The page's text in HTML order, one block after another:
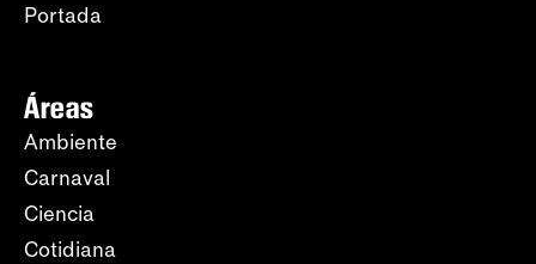
Portada
Áreas
Ambiente
Carnaval
Ciencia
Cotidiana